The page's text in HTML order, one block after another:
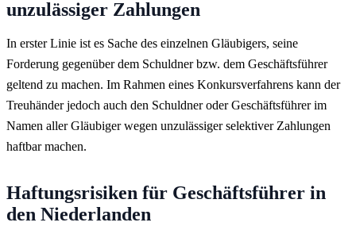
unzulässiger Zahlungen
In erster Linie ist es Sache des einzelnen Gläubigers, seine
Forderung gegenüber dem Schuldner bzw. dem Geschäftsführer
geltend zu machen. Im Rahmen eines Konkursverfahrens kann der
Treuhänder jedoch auch den Schuldner oder Geschäftsführer im
Namen aller Gläubiger wegen unzulässiger selektiver Zahlungen
haftbar machen.
Haftungsrisiken für Geschäftsführer in
den Niederlanden